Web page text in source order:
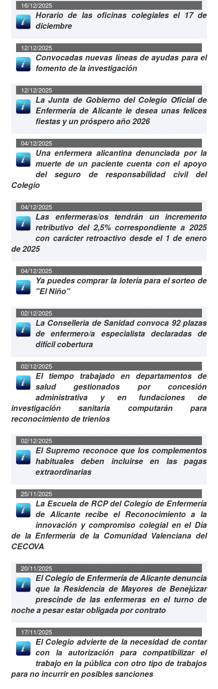
16/12/2025
Horario de las oficinas colegiales el 17 de
diciembre
12/12/2025
Convocadas nuevas líneas de ayudas para el
fomento de la investigación
12/12/2025
La Junta de Gobierno del Colegio Oficial de
Enfermería de Alicante le desea unas felices
fiestas y un próspero año 2026
04/12/2025
Una enfermera alicantina denunciada por la
muerte de un paciente cuenta con el apoyo
del seguro de responsabilidad civil del
Colegio
04/12/2025
Las enfermeras/os tendrán un incremento
retributivo del 2,5% correspondiente a 2025
con carácter retroactivo desde el 1 de enero
de 2025
04/12/2025
Ya puedes comprar la lotería para el sorteo de
"El Niño"
02/12/2025
La Conselleria de Sanidad convoca 92 plazas
de enfermero/a especialista declaradas de
difícil cobertura
02/12/2025
El tiempo trabajado en departamentos de
salud gestionados por concesión
administrativa y en fundaciones de
investigación sanitaria computarán para
reconocimiento de trienios
02/12/2025
El Supremo reconoce que los complementos
habituales deben incluirse en las pagas
extraordinarias
25/11/2025
La Escuela de RCP del Colegio de Enfermería
de Alicante recibe el Reconocimiento a la
innovación y compromiso colegial en el Día
de la Enfermería de la Comunidad Valenciana del
CECOVA
20/11/2025
El Colegio de Enfermería de Alicante denuncia
que la Residencia de Mayores de Benejúzar
prescinde de las enfermeras en el turno de
noche a pesar estar obligada por contrato
17/11/2025
El Colegio advierte de la necesidad de contar
con la autorización para compatibilizar el
trabajo en la pública con otro tipo de trabajos
para no incurrir en posibles sanciones